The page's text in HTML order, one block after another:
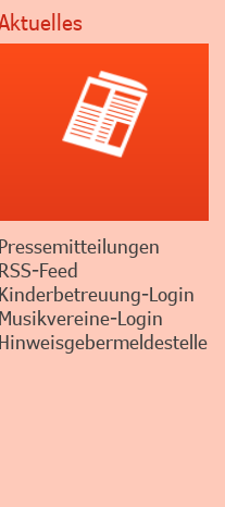
Pressemitteilungen
RSS-Feed
Kinderbetreuung-Login
Musikvereine-Login
Hinweisgebermeldestelle